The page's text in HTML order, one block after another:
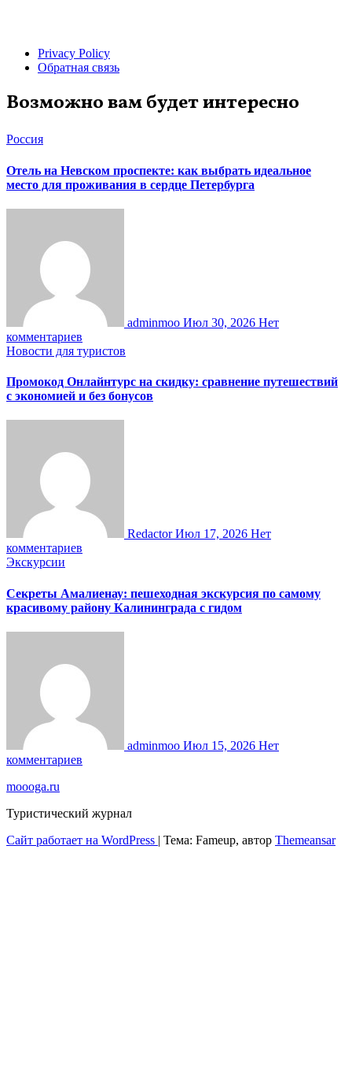
Privacy Policy
Обратная связь
Возможно вам будет интересно
Россия
Отель на Невском проспекте: как выбрать идеальное
место для проживания в сердце Петербурга
adminmoo Июл 30, 2026 Нет
комментариев
Новости для туристов
Промокод Онлайнтурс на скидку: сравнение путешествий
с экономией и без бонусов
RedactorИюл 17, 2026 Нет
комментариев
Экскурсии
Секреты Амалиенау: пешеходная экскурсия по самому
красивому району Калининграда с гидом
adminmoo Июл 15, 2026 Нет
комментариев
moooga.ru
Туристический журнал
Сайт работает на WordPress | Тема: Fameup, автор Themeansar